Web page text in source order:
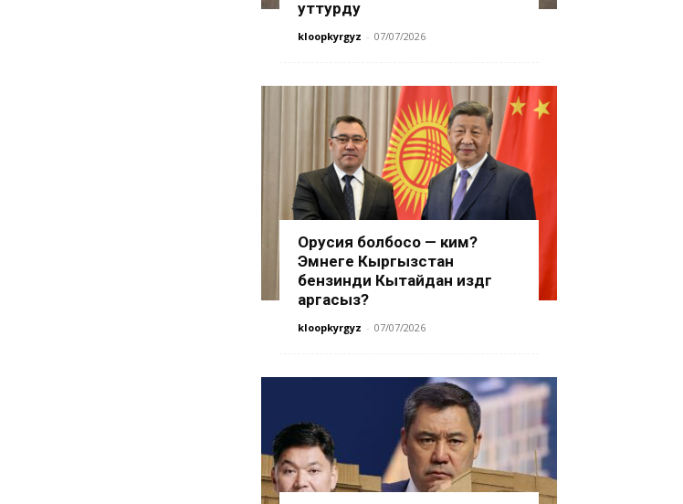
уттурду
kloopkyrgyz - 07/07/2026
Орусия болбосо — ким?
Эмнеге Кыргызстан
бензинди Кытайдан издөөгө
аргасыз?
kloopkyrgyz - 07/07/2026